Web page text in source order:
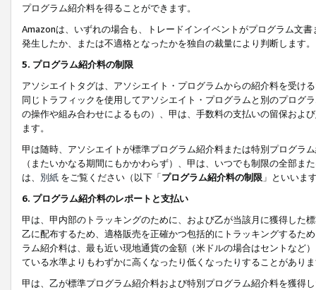
プログラム紹介料を得ることができます。
Amazonは、いずれの場合も、トレードインイベントがプログラム文
発生したか、または不適格となったかを独自の裁量により判断します。
5. プログラム紹介料の制限
アソシエイトタグは、アソシエイト・プログラムからの紹介料を受け
同じトラフィックを使用してアソシエイト・プログラムと別のプログ
の操作や組み合わせによるもの）、甲は、手数料の支払いの留保およ
ます。
甲は随時、アソシエイトが標準プログラム紹介料または特別プログラ
（またいかなる期間にもかかわらず）、甲は、いつでも制限の全部
は、 別紙 をご覧ください（以下「プログラム紹介料の制限 」といいま
6. プログラム紹介料のレポートと支払い
甲は、甲内部のトラッキングのために、および乙が当該月に獲得した
乙に配布するため、適格販売を正確かつ包括的にトラッキングするた
ラム紹介料は、最も近い現地通貨の金額（米ドルの場合はセントなど
ている水準よりもわずかに高くなったり低くなったりすることがあり
甲は、乙が標準プログラム紹介料および特別プログラム紹介料を獲得